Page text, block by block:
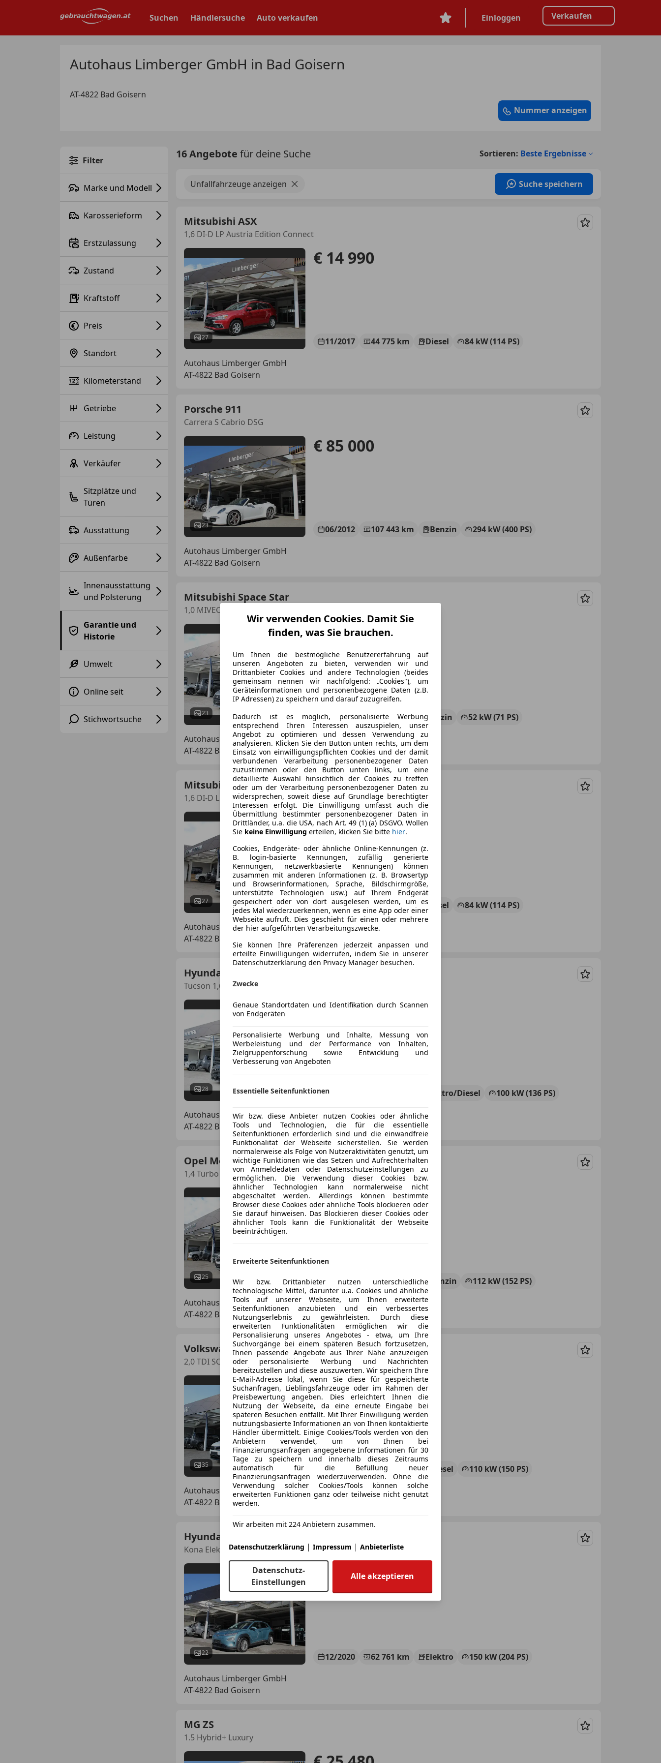
Suchen Händlersuche Auto verkaufen Einloggen Verkaufen
Autohaus Limberger GmbH in Bad Goisern
AT-4822 Bad Goisern
Nummer anzeigen
Filter
Marke und Modell
Karosserieform
Erstzulassung
Zustand
Kraftstoff
Preis
Standort
Kilometerstand
Getriebe
Leistung
Verkäufer
Sitzplätze und
Türen
Ausstattung
Außenfarbe
Innenausstattung
und Polsterung
Garantie und
Historie
Umwelt
Online seit
Stichwortsuche
16 Angebote für deine Suche Sortieren: Beste Ergebnisse
Unfallfahrzeuge anzeigen Suche speichern
Mitsubishi ASX
1,6 DI-D LP Austria Edition Connect
Merken
27
€ 14 990
11/2017 44 775 km Diesel
84 kW (114 PS)
Autohaus Limberger GmbH
AT-4822 Bad Goisern
Porsche 911
Carrera S Cabrio DSG
Merken
23
€ 85 000
06/2012 107 443 km Benzin
294 kW (400 PS)
Autohaus Limberger GmbH
AT-4822 Bad Goisern
Mitsubishi Space Star
1,0 MIVEC Inform AS&G
Merken
23
€ 7 990
03/2021 89 003 km Benzin
52 kW (71 PS)
Autohaus Limberger GmbH
AT-4822 Bad Goisern
Mitsubishi ASX
1,6 DI-D LP Inform Plus
Merken
27
€ 14 990
08/2018 86 626 km Diesel
84 kW (114 PS)
Autohaus Limberger GmbH
AT-4822 Bad Goisern
Hyundai TUCSON
Tucson 1,6 CRDI 4WD 48V Trend Line DCT
Merken
28
€ 23 800
12/2020 Elektro/Diesel
100 kW (136 PS)
Autohaus Limberger GmbH
AT-4822 Bad Goisern
Opel Mokka X
1,4 Turbo Edition Start/Stop System Aut.
Merken
25
€ 13 990
03/2017 107 655 km Benzin
112 kW (152 PS)
Autohaus Limberger GmbH
AT-4822 Bad Goisern
Volkswagen Tiguan
2,0 TDI SCR 4Motion Comfortline
Merken
35
€ 21 530
09/2017 112 717 km Diesel
110 kW (150 PS)
Autohaus Limberger GmbH
AT-4822 Bad Goisern
Hyundai KONA
Kona Elektro 64kWh Level 4
Merken
22
€ 22 990
12/2020 62 761 km Elektro
150 kW (204 PS)
Autohaus Limberger GmbH
AT-4822 Bad Goisern
MG ZS
1.5 Hybrid+ Luxury
Merken
Wir verwenden Cookies. Damit Sie
finden, was Sie brauchen.
Um Ihnen die bestmögliche Benutzererfahrung auf
unseren Angeboten zu bieten, verwenden wir und
Drittanbieter Cookies und andere Technologien (beides
gemeinsam nennen wir nachfolgend: „Cookies"), um
Geräteinformationen und personenbezogene Daten (z.B.
IP Adressen) zu speichern und darauf zuzugreifen.
Dadurch ist es möglich, personalisierte Werbung
entsprechend Ihren Interessen auszuspielen, unser
Angebot zu optimieren und dessen Verwendung zu
analysieren. Klicken Sie den Button unten rechts, um dem
Einsatz von einwilligungspflichten Cookies und der damit
verbundenen Verarbeitung personenbezogener Daten
zuzustimmen oder den Button unten links, um eine
detaillierte Auswahl hinsichtlich der Cookies zu treffen
oder um der Verarbeitung personenbezogener Daten zu
widersprechen, soweit diese auf Grundlage berechtigter
Interessen erfolgt. Die Einwilligung umfasst auch die
Übermittlung bestimmter personenbezogener Daten in
Drittländer, u.a. die USA, nach Art. 49 (1) (a) DSGVO. Wollen
Sie keine Einwilligung erteilen, klicken Sie bitte hier.
Cookies, Endgeräte- oder ähnliche Online-Kennungen (z.
B. login-basierte Kennungen, zufällig generierte
Kennungen, netzwerkbasierte Kennungen) können
zusammen mit anderen Informationen (z. B. Browsertyp
und Browserinformationen, Sprache, Bildschirmgröße,
unterstützte Technologien usw.) auf Ihrem Endgerät
gespeichert oder von dort ausgelesen werden, um es
jedes Mal wiederzuerkennen, wenn es eine App oder einer
Webseite aufruft. Dies geschieht für einen oder mehrere
der hier aufgeführten Verarbeitungszwecke.
Sie können Ihre Präferenzen jederzeit anpassen und
erteilte Einwilligungen widerrufen, indem Sie in unserer
Datenschutzerklärung den Privacy Manager besuchen.
Zwecke
Genaue Standortdaten und Identifikation durch Scannen
von Endgeräten
Personalisierte Werbung und Inhalte, Messung von
Werbeleistung und der Performance von Inhalten,
Zielgruppenforschung sowie Entwicklung und
Verbesserung von Angeboten
Essentielle Seitenfunktionen
Wir bzw. diese Anbieter nutzen Cookies oder ähnliche
Tools und Technologien, die für die essentielle
Seitenfunktionen erforderlich sind und die einwandfreie
Funktionalität der Webseite sicherstellen. Sie werden
normalerweise als Folge von Nutzeraktivitäten genutzt, um
wichtige Funktionen wie das Setzen und Aufrechterhalten
von Anmeldedaten oder Datenschutzeinstellungen zu
ermöglichen. Die Verwendung dieser Cookies bzw.
ähnlicher Technologien kann normalerweise nicht
abgeschaltet werden. Allerdings können bestimmte
Browser diese Cookies oder ähnliche Tools blockieren oder
Sie darauf hinweisen. Das Blockieren dieser Cookies oder
ähnlicher Tools kann die Funktionalität der Webseite
beeinträchtigen.
Erweiterte Seitenfunktionen
Wir bzw. Drittanbieter nutzen unterschiedliche
technologische Mittel, darunter u.a. Cookies und ähnliche
Tools auf unserer Webseite, um Ihnen erweiterte
Seitenfunktionen anzubieten und ein verbessertes
Nutzungserlebnis zu gewährleisten. Durch diese
erweiterten Funktionalitäten ermöglichen wir die
Personalisierung unseres Angebotes - etwa, um Ihre
Suchvorgänge bei einem späteren Besuch fortzusetzen,
Ihnen passende Angebote aus Ihrer Nähe anzuzeigen
oder personalisierte Werbung und Nachrichten
bereitzustellen und diese auszuwerten. Wir speichern Ihre
E-Mail-Adresse lokal, wenn Sie diese für gespeicherte
Suchanfragen, Lieblingsfahrzeuge oder im Rahmen der
Preisbewertung angeben. Dies erleichtert Ihnen die
Nutzung der Webseite, da eine erneute Eingabe bei
späteren Besuchen entfällt. Mit Ihrer Einwilligung werden
nutzungsbasierte Informationen an von Ihnen kontaktierte
Händler übermittelt. Einige Cookies/Tools werden von den
Anbietern verwendet, um von Ihnen bei
Finanzierungsanfragen angegebene Informationen für 30
Tage zu speichern und innerhalb dieses Zeitraums
automatisch für die Befüllung neuer
Finanzierungsanfragen wiederzuverwenden. Ohne die
Verwendung solcher Cookies/Tools können solche
erweiterten Funktionen ganz oder teilweise nicht genutzt
werden.
Wir arbeiten mit 224 Anbietern zusammen.
Datenschutzerklärung | Impressum | Anbieterliste
Datenschutz-
Einstellungen
Alle akzeptieren